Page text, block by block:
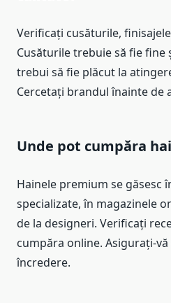
Verificați cusăturile,
Cusăturile trebuie să fie fine
trebui să fie plăcut la
Cercetați brandul înainte de
Unde pot cumpăra
Hainele premium se găsesc
specializate, în magazinele
de la designeri. Verificați
cumpăra online. Asigurați-
încredere.